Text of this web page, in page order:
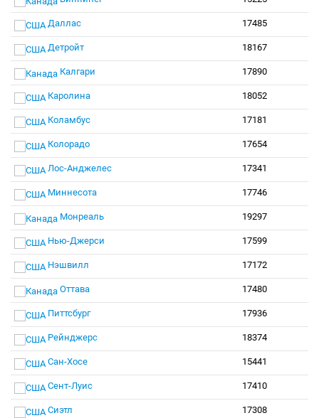
Даллас 17485
Детройт 18167
Калгари 17890
Каролина 18052
Коламбус 17181
Колорадо 17654
Лос-Анджелес 17341
Миннесота 17746
Монреаль 19297
Нью-Джерси 17599
Нэшвилл 17172
Оттава 17480
Питтсбург 17936
Рейнджерс 18374
Сан-Хосе 15441
Сент-Луис 17410
Сиэтл 17308